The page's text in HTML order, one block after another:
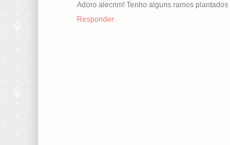
Adoro alecrim! Tenho alguns ramos
Responder